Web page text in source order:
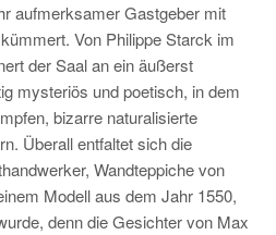
aufmerksamer Gastgeber mit
Von Philippe Starck im
der Saal an ein äußerst
mysteriös und poetisch, in dem
bizarre naturalisierte
Überall entfaltet sich die
Wandteppiche von
Modell aus dem Jahr 1550,
denn die Gesichter von Max